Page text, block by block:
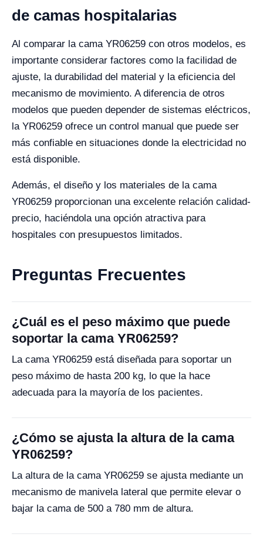
de camas hospitalarias
Al comparar la cama YR06259 con otros modelos, es
importante considerar factores como la facilidad de
ajuste, la durabilidad del material y la eficiencia del
mecanismo de movimiento. A diferencia de otros
modelos que pueden depender de sistemas eléctricos,
la YR06259 ofrece un control manual que puede ser
más confiable en situaciones donde la electricidad no
está disponible.
Además, el diseño y los materiales de la cama
YR06259 proporcionan una excelente relación calidad-
precio, haciéndola una opción atractiva para
hospitales con presupuestos limitados.
Preguntas Frecuentes
¿Cuál es el peso máximo que puede
soportar la cama YR06259?
La cama YR06259 está diseñada para soportar un
peso máximo de hasta 200 kg, lo que la hace
adecuada para la mayoría de los pacientes.
¿Cómo se ajusta la altura de la cama
YR06259?
La altura de la cama YR06259 se ajusta mediante un
mecanismo de manivela lateral que permite elevar o
bajar la cama de 500 a 780 mm de altura.